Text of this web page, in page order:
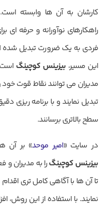
کارشان به آن ها وابسته
راهکارهای نوآورانه و حرفه ای
فردی به یک ضرورت تبدیل شده
این مسیر، بیزینس کوچینگ
مدیران می توانند نقاط قوت
تبدیل نمایند و با برنامه ریزی
سطح بالاتری برسانند.
در سایت «امیر موحد» بر آن
بیزینس کوچینگرا به مدیران و
تا آن ها با آگاهی کامل تری
نمایند. با استفاده از این